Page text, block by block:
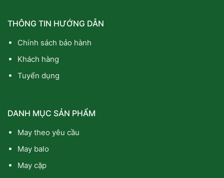
THÔNG TIN HƯỚNG DẪN
Chính sách bảo hành
Khách hàng
Tuyển dụng
DANH MỤC SẢN PHẨM
May theo yêu cầu
May balo
May cặp